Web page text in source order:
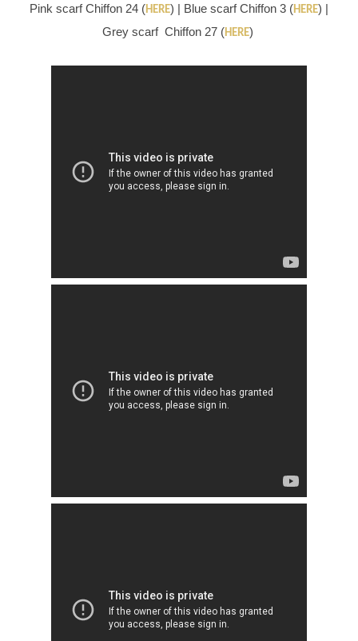
Pink scarf Chiffon 24 (HERE) | Blue scarf Chiffon 3 (HERE) |
Grey scarf Chiffon 27 (HERE)